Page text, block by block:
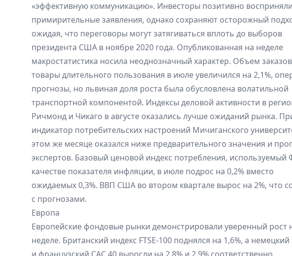
«эффективную коммуникацию». Инвесторы позитивно восприняли
примирительные заявления, однако сохраняют осторожный
ожидая, что переговоры могут затягиваться вплоть до выборов
президента США в ноябре 2020 года. Опубликованная на неделе
макростатистика носила неоднозначный характер. Объем
товары длительного пользования в июле увеличился на 2,1%,
прогнозы, но львиная доля роста была обусловлена волатильной
транспортной компонентой. Индексы деловой активности в
Ричмонд и Чикаго в августе оказались лучше ожиданий рынка.
индикатор потребительских настроений Мичиганского
этом же месяце оказался ниже предварительного значения и
экспертов. Базовый ценовой индекс потребления, используемый
качестве показателя инфляции, в июле подрос на 0,2% вместо
ожидаемых 0,3%. ВВП США во втором квартале вырос на 2%, что
с прогнозами.
Европа
Европейские фондовые рынки демонстрировали уверенный рост
неделе. Британский индекс FTSE-100 поднялся на 1,6%, а немецкий